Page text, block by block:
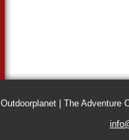
Outdoorplanet | The Adventure